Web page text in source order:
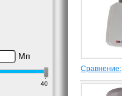
Мп
40
Сравнение: